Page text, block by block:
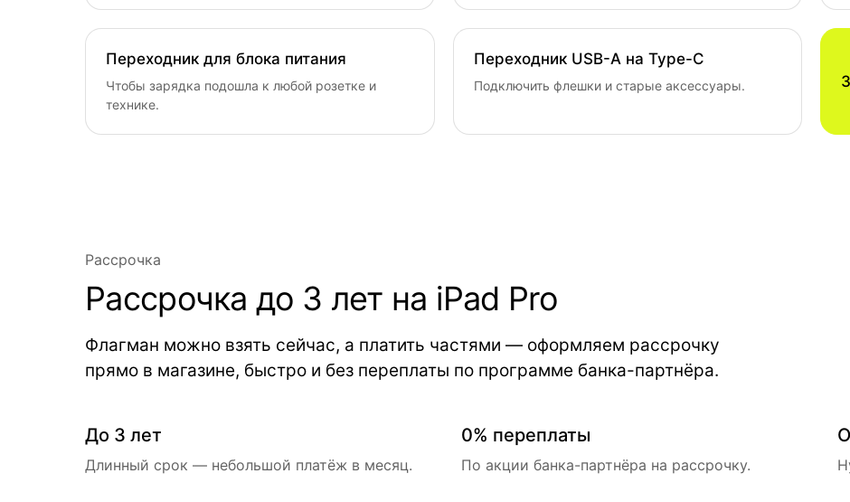
Переходник для блока питания
Чтобы зарядка подошла к любой розетке и
технике.
Переходник USB-A на Type-C
Подключить флешки и старые аксессуары.
Рассрочка
Рассрочка до 3 лет на iPad Pro
Флагман можно взять сейчас, а платить частями — оформляем рассрочку
прямо в магазине, быстро и без переплаты по программе банка-партнёра.
До 3 лет
Длинный срок — небольшой платёж в месяц.
0% переплаты
По акции банка-партнёра на рассрочку.